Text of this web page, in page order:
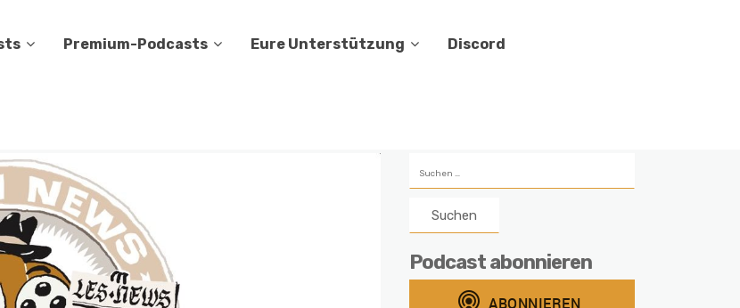
Premium-Podcasts Eure Unterstützung Discord
nach:
Podcast abonnieren